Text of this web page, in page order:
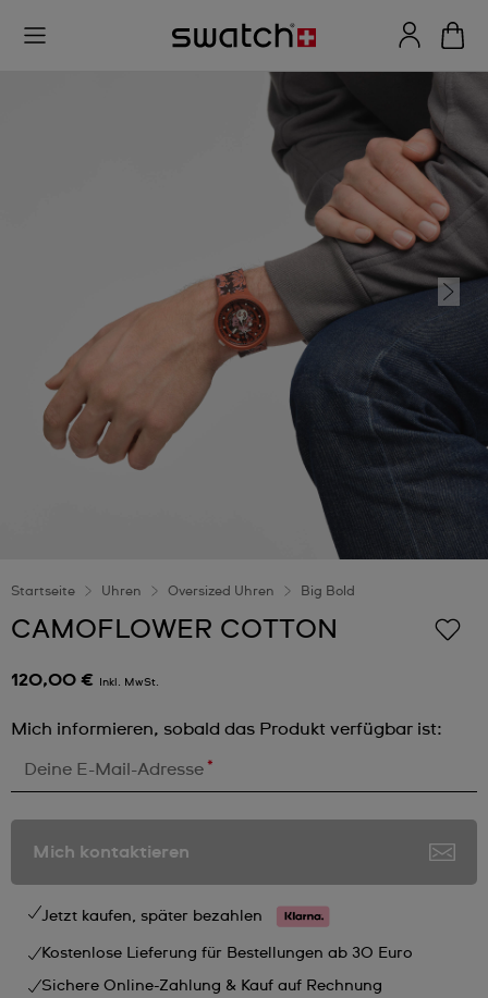
Startseite Uhren Oversized Uhren Big Bold
CAMOFLOWER COTTON
120,00 € Inkl. MwSt.
Mich informieren, sobald das Produkt verfügbar ist:
Deine E-Mail-Adresse *
Mich kontaktieren
Jetzt kaufen, später bezahlen
Kostenlose Lieferung für Bestellungen ab 30 Euro
Sichere Online-Zahlung & Kauf auf Rechnung